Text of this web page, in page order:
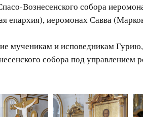
Вознесенского собора
иеромонах Савва
мученикам и исповедникам
собора под управлением